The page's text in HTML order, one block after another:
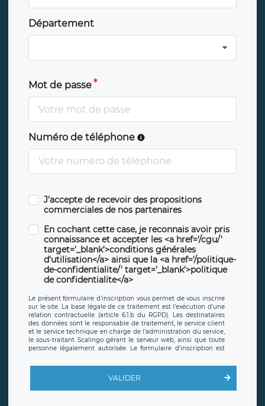
Département
Mot de passe
Numéro de téléphone
J'accepte de recevoir des propositions
commerciales de nos partenaires
En cochant cette case, je reconnais avoir pris
connaissance et accepter les <a href='/cgu/'
target='_blank'>conditions générales
d'utilisation</a> ainsi que la <a href='/politique-
de-confidentialite/' target='_blank'>politique
de confidentialite</a>
Le présent formulaire d’inscription vous permet de vous inscrire
sur le site. La base légale de ce traitement est l’exécution d’une
relation contractuelle (article 6.1.b du RGPD). Les destinataires
des données sont le responsable de traitement, le service client
et le service technique en charge de l’administration du service,
le sous-traitant Scalingo gérant le serveur web, ainsi que toute
personne légalement autorisée. Le formulaire d’inscription est
offrant desclauses de protection conformes au RGPD. Les
en sollicite la suppression, étant entendu que vous pouvez
demander la suppression de vos données et retirer votre
VALIDER